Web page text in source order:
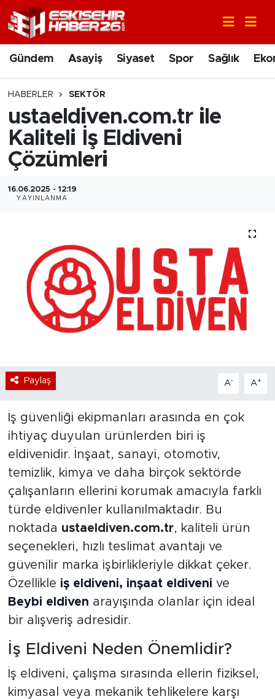
Gündem Asayiş Siyaset Spor Sağlık
HABERLER SEKTÖR
ustaeldiven.com.tr ile
Kaliteli İş Eldiveni
Çözümleri
16.06.2025 - 12:19
YAYINLANMA
Paylaş A- A+
İş güvenliği ekipmanları arasında en çok
ihtiyaç duyulan ürünlerden biri iş
eldivenidir. İnşaat, sanayi, otomotiv,
temizlik, kimya ve daha birçok sektörde
çalışanların ellerini korumak amacıyla farklı
türde eldivenler kullanılmaktadır. Bu
noktada ustaeldiven.com.tr, kaliteli ürün
seçenekleri, hızlı teslimat avantajı ve
güvenilir marka işbirlikleriyle dikkat çeker.
Özellikle iş eldiveni, inşaat eldiveni ve
Beybi eldiven arayışında olanlar için ideal
bir alışveriş adresidir.
İş Eldiveni Neden Önemlidir?
İş eldiveni, çalışma sırasında ellerin fiziksel,
kimyasal veya mekanik tehlikelere karşı
Gündem
Asayiş
Siyaset
Spor
Ekonomi
Sanat
Bölge
Teknoloji
Dünya
Sektör
Nöbetçi Eczaneler
Hava Durumu
Trafik Durumu
Süper Lig Puan Durumu ve Fikstür
Son Dakika Haberleri